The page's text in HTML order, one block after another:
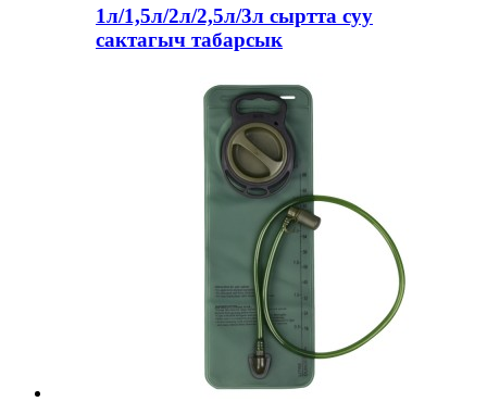
1л/1,5л/2л/2,5л/3л сыртта суу
сактагыч табарсык